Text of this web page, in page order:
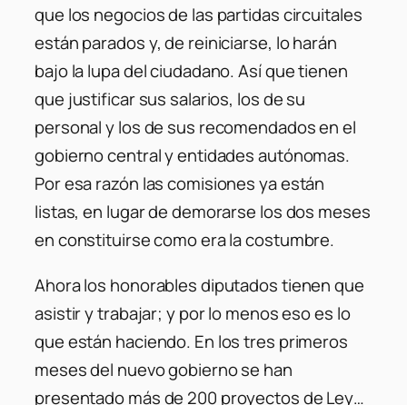
que los negocios de las partidas circuitales
están parados y, de reiniciarse, lo harán
bajo la lupa del ciudadano. Así que tienen
que justificar sus salarios, los de su
personal y los de sus recomendados en el
gobierno central y entidades autónomas.
Por esa razón las comisiones ya están
listas, en lugar de demorarse los dos meses
en constituirse como era la costumbre.
Ahora los honorables diputados tienen que
asistir y trabajar; y por lo menos eso es lo
que están haciendo. En los tres primeros
meses del nuevo gobierno se han
presentado más de 200 proyectos de Ley…